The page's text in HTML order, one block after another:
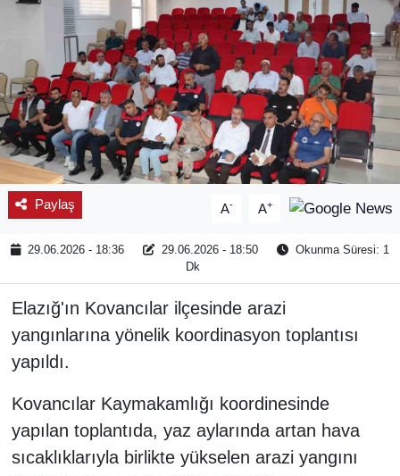
Paylaş A- A+
29.06.2026 - 18:36 29.06.2026 - 18:50
Okunma Süresi: 1
Dk
Elazığ'ın Kovancılar ilçesinde arazi
yangınlarına yönelik koordinasyon toplantısı
yapıldı.
Kovancılar Kaymakamlığı koordinesinde
yapılan toplantıda, yaz aylarında artan hava
sıcaklıklarıyla birlikte yükselen arazi yangını
MAGAZİN